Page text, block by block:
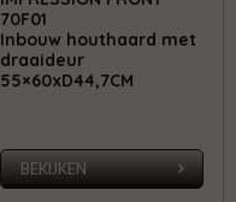
70F01
Inbouw houthaard met
draaideur
55×60xD44,7CM
BEKIJKEN